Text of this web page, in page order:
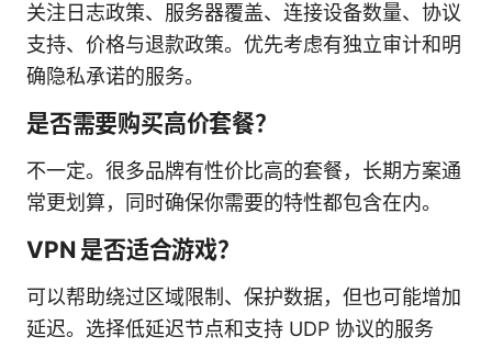
关注日志政策、服务器覆盖、连接设备数量、协议
支持、价格与退款政策。优先考虑有独立审计和明
确隐私承诺的服务。
是否需要购买高价套餐？
不一定。很多品牌有性价比高的套餐，长期方案通
常更划算，同时确保你需要的特性都包含在内。
VPN 是否适合游戏？
可以帮助绕过区域限制、保护数据，但也可能增加
延迟。选择低延迟节点和支持 UDP 协议的服务